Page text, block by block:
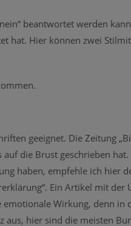
beantwortet werden
hat. Hier können zwei
geeignet. Die Zeitung
die Brust geschrieben
haben, empfehle ich hier
Ein Artikel mit der
Wirkung, denn in
aus, hier sind die meisten